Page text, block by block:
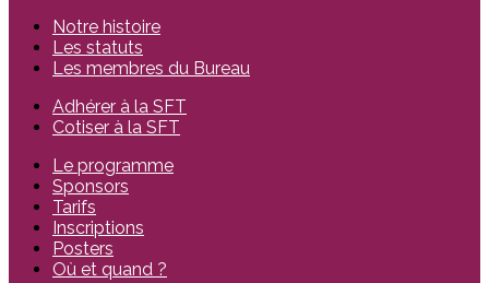
Notre histoire
Les statuts
Les membres du Bureau
Adhérer à la SFT
Cotiser à la SFT
Le programme
Sponsors
Tarifs
Inscriptions
Posters
Où et quand ?